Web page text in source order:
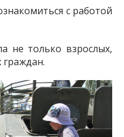
с работой
не только взрослых,